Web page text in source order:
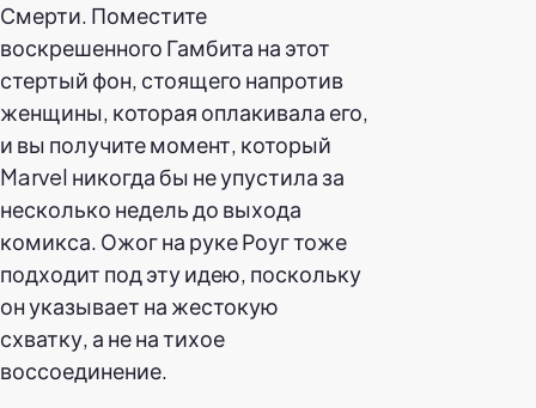
Смерти. Поместите
воскрешенного Гамбита на этот
стертый фон, стоящего напротив
женщины, которая оплакивала его,
и вы получите момент, который
Marvel никогда бы не упустила за
несколько недель до выхода
комикса. Ожог на руке Роуг тоже
подходит под эту идею, поскольку
он указывает на жестокую
схватку, а не на тихое
воссоединение.